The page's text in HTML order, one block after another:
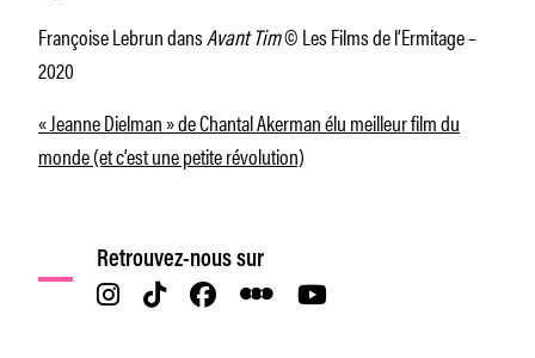
Françoise Lebrun dansAvant Tim© Les Films de l’Ermitage –
2020
« Jeanne Dielman » de Chantal Akerman élu meilleur film du
monde (et c’est une petite révolution)
Retrouvez-nous sur